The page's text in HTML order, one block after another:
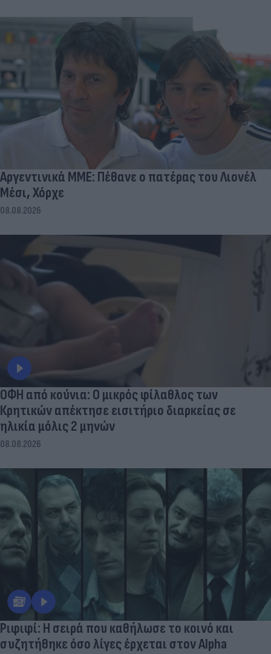
Αργεντινικά ΜΜΕ: Πέθανε ο πατέρας του Λιονέλ
Μέσι, Χόρχε
08.08.2026
ΟΦΗ από κούνια: Ο μικρός φίλαθλος των
Κρητικών απέκτησε εισιτήριο διαρκείας σε
ηλικία μόλις 2 μηνών
08.08.2026
Ριφιφί: Η σειρά που καθήλωσε το κοινό και
συζητήθηκε όσο λίγες έρχεται στον Alpha